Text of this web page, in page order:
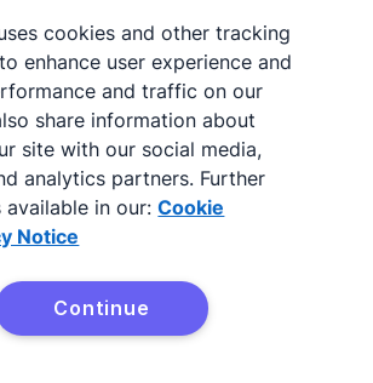
cookies and other tracking
enhance user experience and
and traffic on our
share information about
site with our social media,
analytics partners. Further
in our: Cookie
Notice
Continue